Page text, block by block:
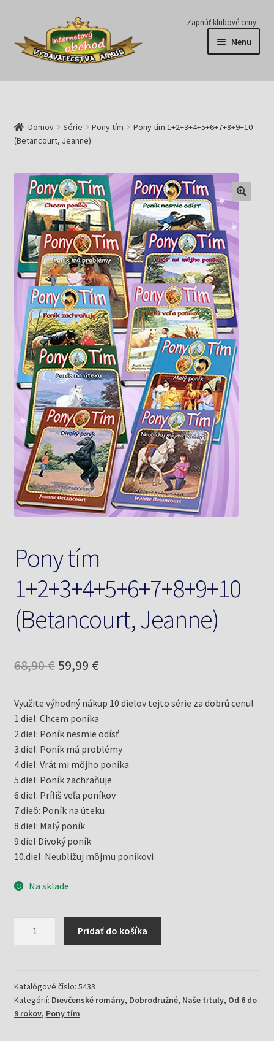
Preskočiť
navigáciu
Preskočiť
obsah
Zapnúť klubové ceny
Menu
Série
E-knihy
Predplatné
Pripravujeme
Pre školy
Knižný klub
Kontakt
Domov Série Pony tím
Pony tím 1+2+3+4+5+6+7+8+9+10
(Betancourt, Jeanne)
Pony tím
1+2+3+4+5+6+7+8+9+10
(Betancourt, Jeanne)
68,90€ Pôvodná
bola:
68,90 €.
59,99 €Aktuálna
je:
59,99 €.
Využite výhodný nákup 10 dielov tejto série za dobrú cenu!
1.diel: Chcem poníka
2.diel: Poník nesmie odísť
3.diel: Poník má problémy
4.diel: Vráť mi môjho poníka
5.diel: Poník zachraňuje
6.diel: Príliš veľa poníkov
7.dieô: Poník na úteku
8.diel: Malý poník
9.diel Divoký poník
10.diel: Neubližuj môjmu poníkovi
Na sklade
(Betancourt,
Jeanne)
Pridať do košíka
Katalógové číslo: 5433
Kategórií: Dievčenské romány, Dobrodružné, Naše tituly, Od 6 do
9 rokov, Pony tím